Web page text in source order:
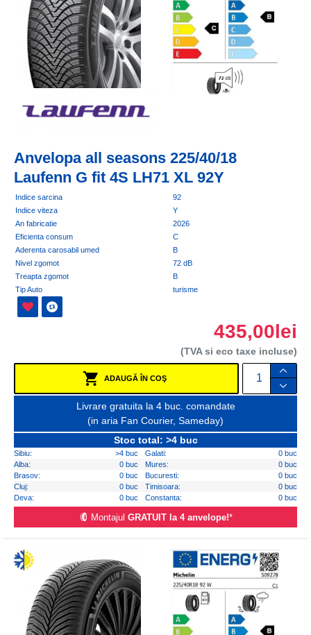
Anvelopa all seasons 225/40/18
Laufenn G fit 4S LH71 XL 92Y
Indice sarcina
92
Indice viteza
Y
An fabricatie
2026
Eficienta consum
C
Aderenta carosabil umed
B
Nivel zgomot
72 dB
Treapta zgomot
B
Tip Auto
turisme
435,00lei
(TVA si eco taxe incluse)
ADAUGĂ ÎN COŞ
Livrare gratuita la 4 buc. comandate
(in aria Fan Courier, Sameday)
Stoc total: >4 buc
Sibiu: >4 buc Galati:
0 buc
Alba:
0 buc Mures:
0 buc
Brasov:
0 buc Bucuresti:
0 buc
Cluj:
0 buc Timisoara:
0 buc
Deva:
0 buc Constanta: 0 buc
Montajul GRATUIT la 4 anvelope!*